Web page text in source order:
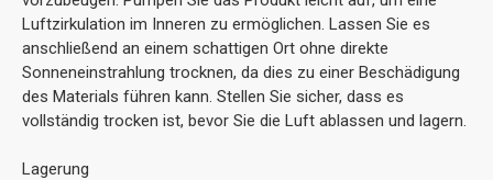
Luftzirkulation im Inneren zu ermöglichen. Lassen Sie es
anschließend an einem schattigen Ort ohne direkte
Sonneneinstrahlung trocknen, da dies zu einer Beschädigung
des Materials führen kann. Stellen Sie sicher, dass es
vollständig trocken ist, bevor Sie die Luft ablassen und lagern.
Lagerung